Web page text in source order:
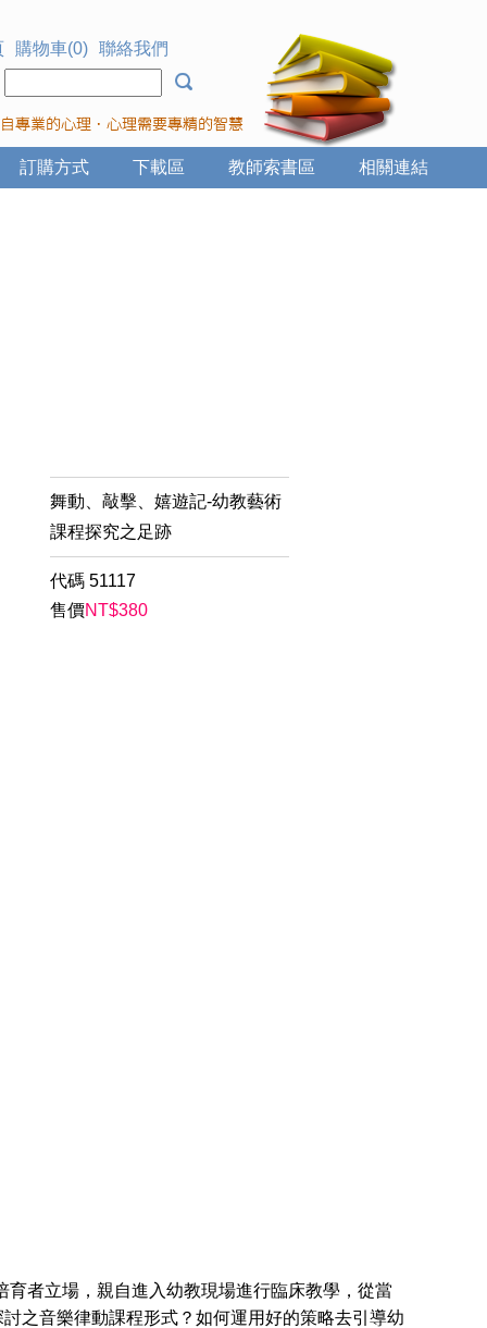
購物車(0) 聯絡我們
相關連結
教師索書區
下載區
訂購方式
舞動、敲擊、嬉遊記-幼教藝術
課程探究之足跡
代碼 51117
售價NT$380
者立場，親自進入幼教現場進行臨床教學，從當
之音樂律動課程形式？如何運用好的策略去引導幼